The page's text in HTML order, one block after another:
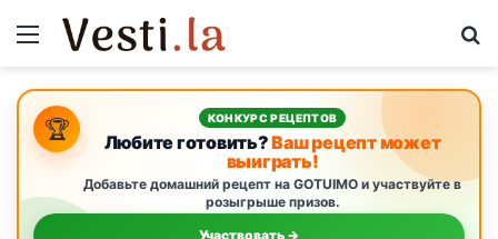
Menu
🏆 КОНКУРС РЕЦЕПТОВ
Любите готовить?Ваш рецепт может
выиграть!
Добавьте домашний рецепт на GOTUIMO и участвуйте в
розыгрыше призов.
Участвовать →